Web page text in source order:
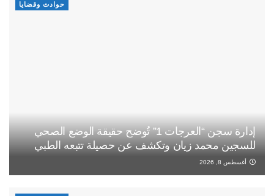
حوادث وقضايا
إدارة سجن “العرجات 1” تُوضح حقيقة الوضع الصحي
للسجين محمد زيان وتكشف عن حصيلة تتبعه الطبي
أغسطس 8, 2026